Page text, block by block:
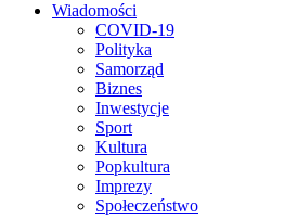
Wiadomości
COVID-19
Polityka
Samorząd
Biznes
Inwestycje
Sport
Kultura
Popkultura
Imprezy
Społeczeństwo